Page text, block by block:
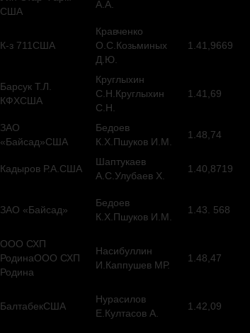
США
А.А.
К-з 711США
Кравченко
О.С.Козьминых
Д.Ю.
1.41,9669
Барсук Т.Л.
КФХСША
Круглыхин
С.Н.Круглыхин
С.Н.
1.41,69
ЗАО
«Байсад»США
Бедоев
К.Х.Пшуков И.М.
1.48,74
Кадыров Р.А.США
Шаптукаев
А.С.Улубаев Х.
1.40,8719
ЗАО «Байсад»
Бедоев
К.Х.Пшуков И.М.
1.43. 568
ООО СХП
РодинаООО СХП
Родина
Насибуллин
И.Каппушев МР.
1.48,47
БалтабекСША
Нурасилов
Е.Култасов А.
1.42,09